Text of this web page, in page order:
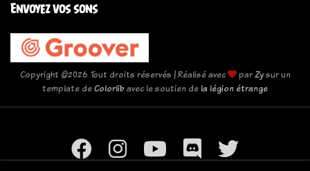
Envoyez vos sons
Copyright ©2026 Tout droits réservés | Réalisé avec parZysur un
template deColorlibavec le soutien de la légion étrange